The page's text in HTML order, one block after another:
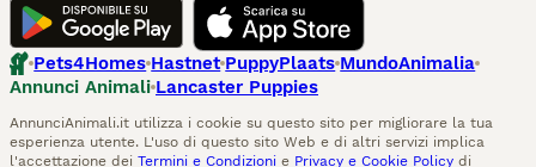
Pets4Homes Hastnet PuppyPlaats MundoAnimalia
Annunci Animali Lancaster Puppies
AnnunciAnimali.it utilizza i cookie su questo sito per migliorare la tua
esperienza utente. L'uso di questo sito Web e di altri servizi implica
l'accettazione dei Termini e Condizioni e Privacy e Cookie Policy di